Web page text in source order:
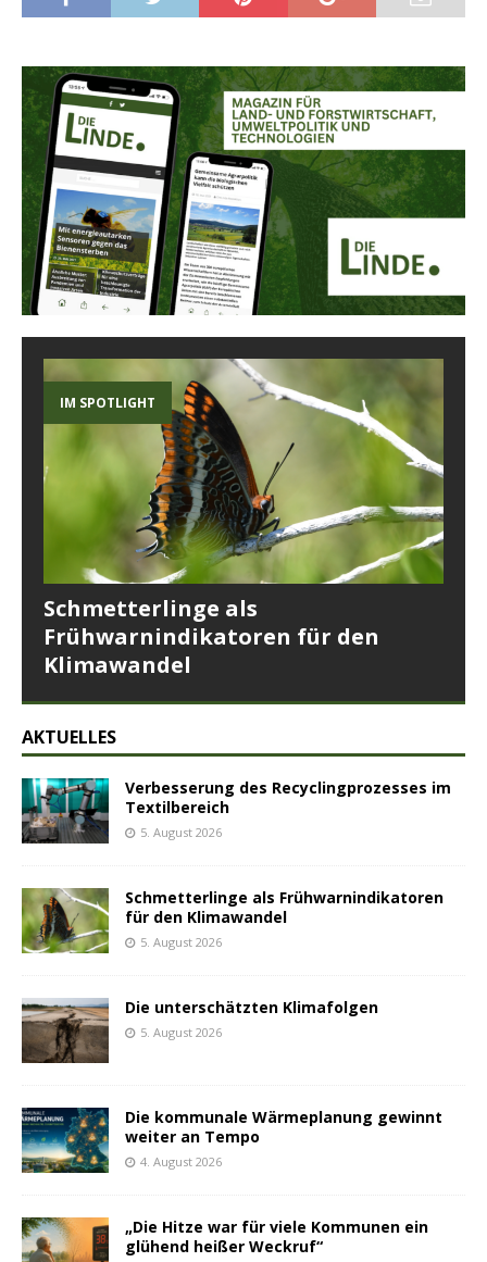
IM SPOTLIGHT
Schmetterlinge als
Frühwarnindikatoren für den
Klimawandel
AKTUELLES
Verbesserung des Recyclingprozesses im
Textilbereich
5. August 2026
Schmetterlinge als Frühwarnindikatoren
für den Klimawandel
5. August 2026
Die unterschätzten Klimafolgen
5. August 2026
Die kommunale Wärmeplanung gewinnt
weiter an Tempo
4. August 2026
„Die Hitze war für viele Kommunen ein
glühend heißer Weckruf“